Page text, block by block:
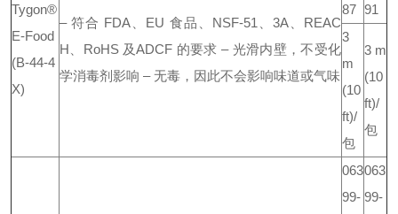
Tygon®
E-Food
(B-44-4
X)
– 符合 FDA、EU 食品、NSF-51、3A、REAC
H、RoHS 及ADCF 的要求 – 光滑内壁，不受化
学消毒剂影响 – 无毒，因此不会影响味道或气味
87 91
3
m
(10
ft)/
包
3 m
(10
ft)/
包
063
99-
063
99-